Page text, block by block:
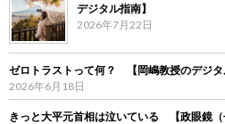
デジタル指南】
2026年7月22日
ゼロトラストって何？ 【岡嶋教授のデジタ
2026年6月18日
きっと大平元首相は泣いている 【政眼鏡